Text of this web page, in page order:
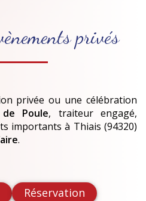
privés
privée ou une célébration
Poule, traiteur engagé,
importantsà Thiais (94320)
.
Réservation